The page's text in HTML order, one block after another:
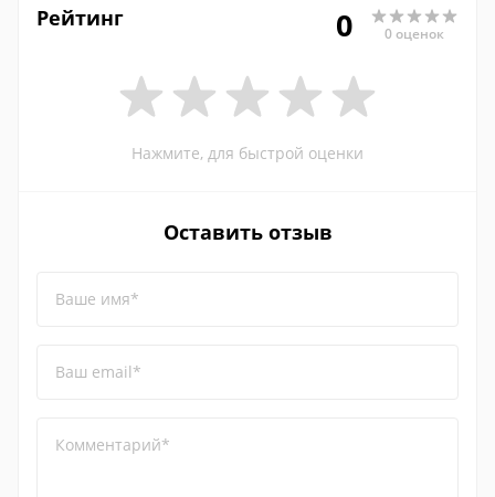
Рейтинг 0 0 оценок
Нажмите, для быстрой оценки
Оставить отзыв
Ваше имя*
Ваш email*
Комментарий*